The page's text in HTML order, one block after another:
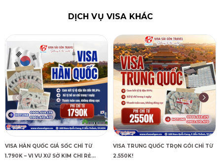
DỊCH VỤ VISA KHÁC
VISA HÀN QUỐC GIÁ SỐC CHỈ TỪ
1.790K – VI VU XỨ SỞ KIM CHI RẺ
VISA TRUNG QUỐC TRỌN GÓI CHỈ TỪ
2.550K!